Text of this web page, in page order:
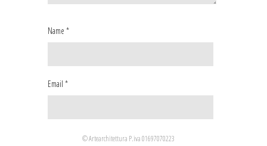
Name *
Email *
© Artearchitettura P.iva 01697070223